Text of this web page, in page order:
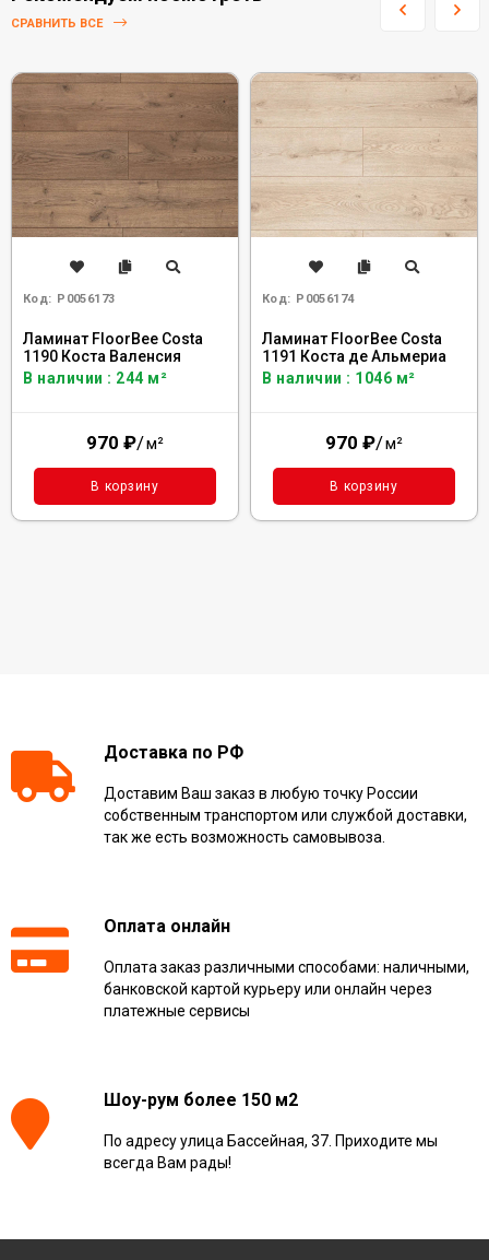
СРАВНИТЬ ВСЕ
Код: Р0056173
Ламинат FloorBee Costa
1190 Коста Валенсия
В наличии : 244 м²
970 ₽/м²
В корзину
Код: Р0056174
Ламинат FloorBee Costa
1191 Коста де Альмериа
В наличии : 1046 м²
970 ₽/м²
В корзину
Доставка по РФ
Доставим Ваш заказ в любую точку России
собственным транспортом или службой доставки,
так же есть возможность самовывоза.
Оплата онлайн
Оплата заказ различными способами: наличными,
банковской картой курьеру или онлайн через
платежные сервисы
Шоу-рум более 150 м2
По адресу улица Бассейная, 37. Приходите мы
всегда Вам рады!